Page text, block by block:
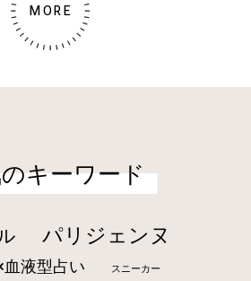
MORE
キーワード
パリジェンヌ
血液型占い スニーカー